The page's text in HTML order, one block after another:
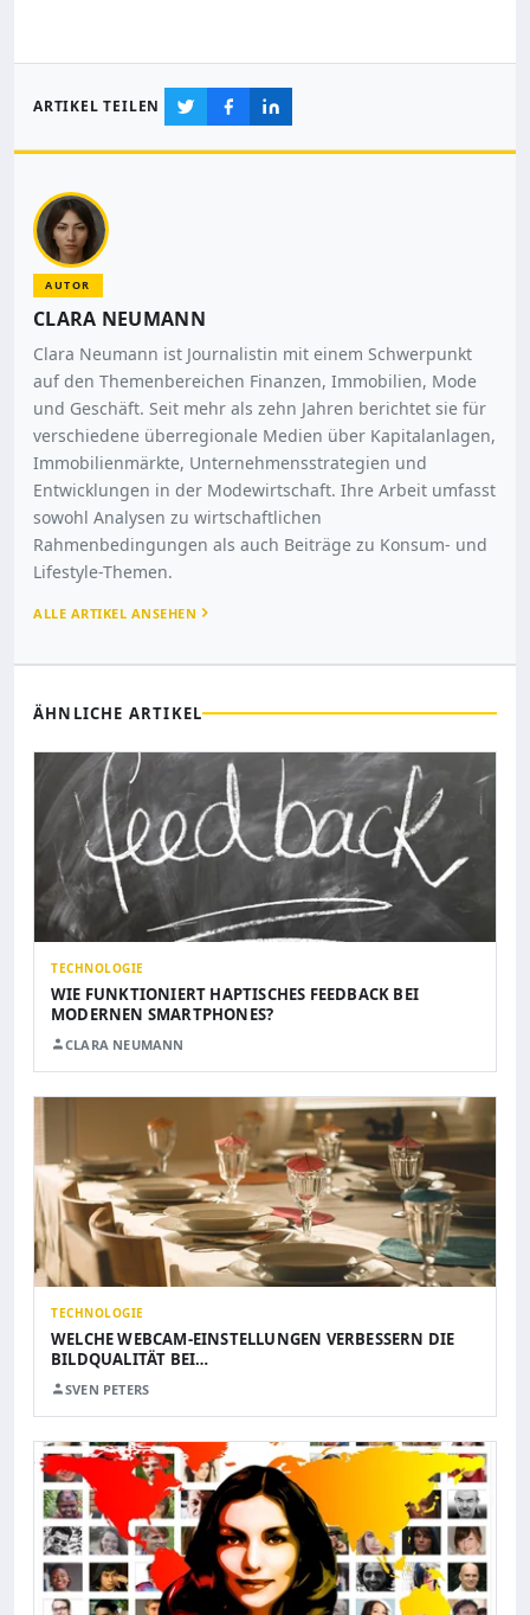
ARTIKEL TEILEN
AUTOR
CLARA NEUMANN
Clara Neumann ist Journalistin mit einem Schwerpunkt
auf den Themenbereichen Finanzen, Immobilien, Mode
und Geschäft. Seit mehr als zehn Jahren berichtet sie für
verschiedene überregionale Medien über Kapitalanlagen,
Immobilienmärkte, Unternehmensstrategien und
Entwicklungen in der Modewirtschaft. Ihre Arbeit umfasst
sowohl Analysen zu wirtschaftlichen
Rahmenbedingungen als auch Beiträge zu Konsum- und
Lifestyle-Themen.
ALLE ARTIKEL ANSEHEN
ÄHNLICHE ARTIKEL
TECHNOLOGIE
WIE FUNKTIONIERT HAPTISCHES FEEDBACK BEI
MODERNEN SMARTPHONES?
CLARA NEUMANN
TECHNOLOGIE
WELCHE WEBCAM-EINSTELLUNGEN VERBESSERN DIE
BILDQUALITÄT BEI…
SVEN PETERS